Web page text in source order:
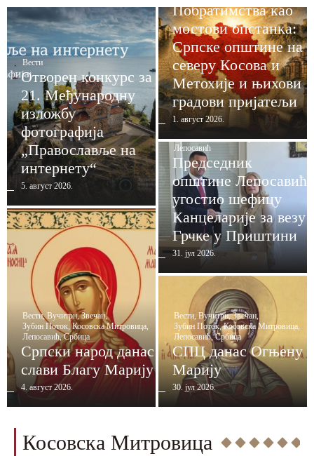
Вести
Отворен конкурс за
21. Међународну
изложбу
фотографија
„Православље на
интернету“
5. август 2026.
Вести, Вучитрн, Звечан,
Зубин Поток, Косовска Митровица,
Лепосавић, Србица
Српски народ данас
слави Благу Марију
4. август 2026.
Побратимства као
мостови опстанка:
Српске општине на
северу Косова и
Метохије и њихови
градови пријатељи
1. август 2026.
Вести, Косовска Митровица,
Лепосавић
Председник
општине Лепосавић
угостио шефицу
Канцеларије за везу
Грчке у Приштини
31. јул 2026.
Вести, Вучитрн, Звечан,
Зубин Поток, Косовска Митровица,
Лепосавић, Србица
СПЦ данас Огњену
Марију
30. јул 2026.
Косовска Митровица